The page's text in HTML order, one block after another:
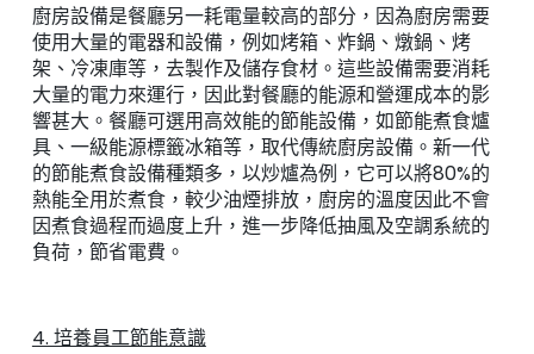
廚房設備是餐廳另一耗電量較高的部分，因為廚房需要
使用大量的電器和設備，例如烤箱、炸鍋、燉鍋、烤
架、冷凍庫等，去製作及儲存食材。這些設備需要消耗
大量的電力來運行，因此對餐廳的能源和營運成本的影
響甚大。餐廳可選用高效能的節能設備，如節能煮食爐
具、一級能源標籤冰箱等，取代傳統廚房設備。新一代
的節能煮食設備種類多，以炒爐為例，它可以將80%的
熱能全用於煮食，較少油煙排放，廚房的溫度因此不會
因煮食過程而過度上升，進一步降低抽風及空調系統的
負荷，節省電費。
4. 培養員工節能意識